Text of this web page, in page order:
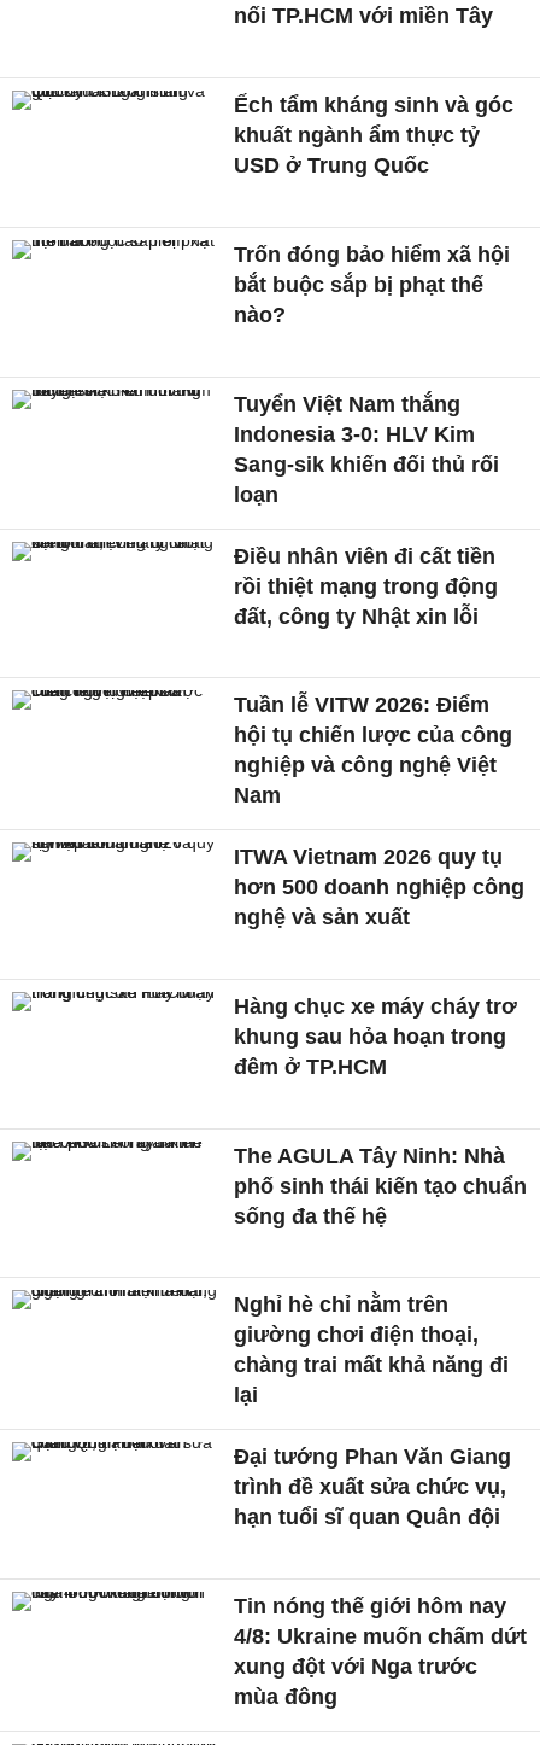
nối TP.HCM với miền Tây
Ếch tẩm kháng sinh và góc
khuất ngành ẩm thực tỷ
USD ở Trung Quốc
Trốn đóng bảo hiểm xã hội
bắt buộc sắp bị phạt thế
nào?
Tuyển Việt Nam thắng
Indonesia 3-0: HLV Kim
Sang-sik khiến đối thủ rối
loạn
Điều nhân viên đi cất tiền
rồi thiệt mạng trong động
đất, công ty Nhật xin lỗi
Tuần lễ VITW 2026: Điểm
hội tụ chiến lược của công
nghiệp và công nghệ Việt
Nam
ITWA Vietnam 2026 quy tụ
hơn 500 doanh nghiệp công
nghệ và sản xuất
Hàng chục xe máy cháy trơ
khung sau hỏa hoạn trong
đêm ở TP.HCM
The AGULA Tây Ninh: Nhà
phố sinh thái kiến tạo chuẩn
sống đa thế hệ
Nghỉ hè chỉ nằm trên
giường chơi điện thoại,
chàng trai mất khả năng đi
lại
Đại tướng Phan Văn Giang
trình đề xuất sửa chức vụ,
hạn tuổi sĩ quan Quân đội
Tin nóng thế giới hôm nay
4/8: Ukraine muốn chấm dứt
xung đột với Nga trước
mùa đông